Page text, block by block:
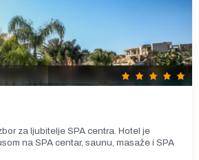
za ljubitelje SPA centra. Hotel je
na SPA centar, saunu, masaže i SPA